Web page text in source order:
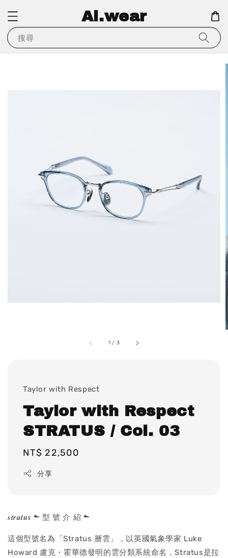
Ai.wear
搜尋
1 / 3
Taylor with Respect
Taylor with Respect
STRATUS / Col. 03
Regular
NT$ 22,500
分享
𝒔𝒕𝒓𝒂𝒕𝒖𝒔 ☁ 型 號 介 紹 ☁
這個型號名為「Stratus 層雲」，以英國氣象學家 Luke
Howard 盧克・霍華德發明的雲分類系統命名，Stratus是拉